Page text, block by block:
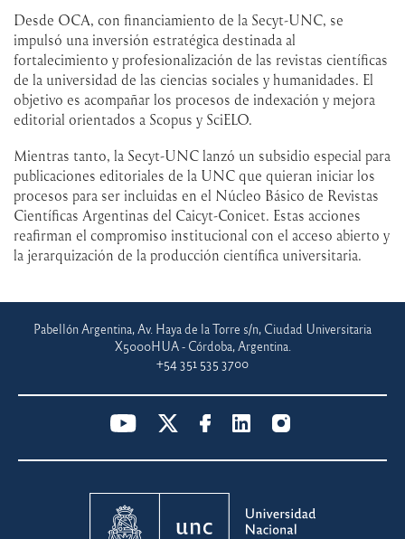
Desde OCA, con financiamiento de la Secyt-UNC, se
impulsó una inversión estratégica destinada al
fortalecimiento y profesionalización de las revistas científicas
de la universidad de las ciencias sociales y humanidades. El
objetivo es acompañar los procesos de indexación y mejora
editorial orientados a Scopus y SciELO.
Mientras tanto, la Secyt-UNC lanzó un subsidio especial para
publicaciones editoriales de la UNC que quieran iniciar los
procesos para ser incluidas en el Núcleo Básico de Revistas
Científicas Argentinas del Caicyt-Conicet. Estas acciones
reafirman el compromiso institucional con el acceso abierto y
la jerarquización de la producción científica universitaria.
Pabellón Argentina, Av. Haya de la Torre s/n, Ciudad Universitaria
X5000HUA - Córdoba, Argentina.
+54 351 535 3700